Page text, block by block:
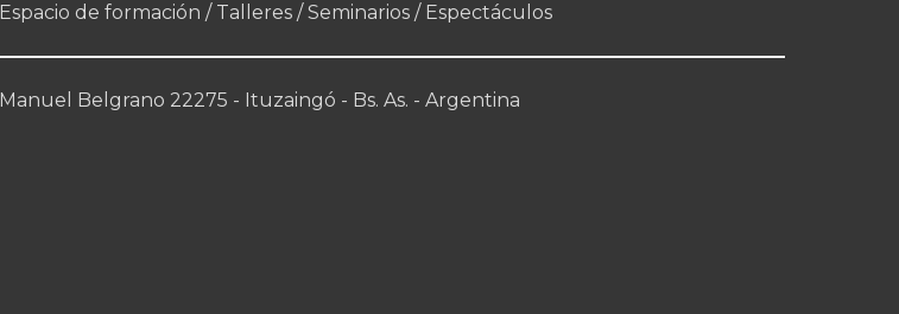
Espacio de formación / Talleres / Seminarios / Espectáculos
Manuel Belgrano 22275 - Ituzaingó - Bs. As. - Argentina